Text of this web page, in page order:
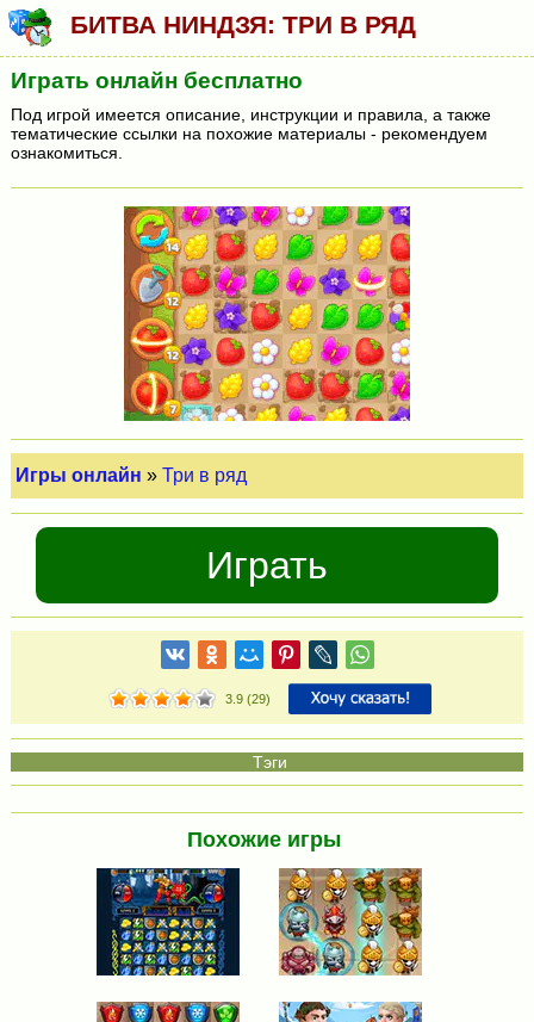
БИТВА НИНДЗЯ: ТРИ В РЯД
Играть онлайн бесплатно
Под игрой имеется описание, инструкции и правила, а также
тематические ссылки на похожие материалы - рекомендуем
ознакомиться.
Игры онлайн »Три в ряд
Играть
3.9(29)
Похожие игры